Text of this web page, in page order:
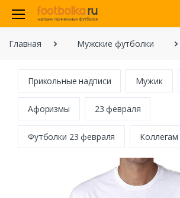
Главная Мужские футболки
Прикольные надписи Мужик
Афоризмы 23 февраля
Футболки 23 февраля Коллегам